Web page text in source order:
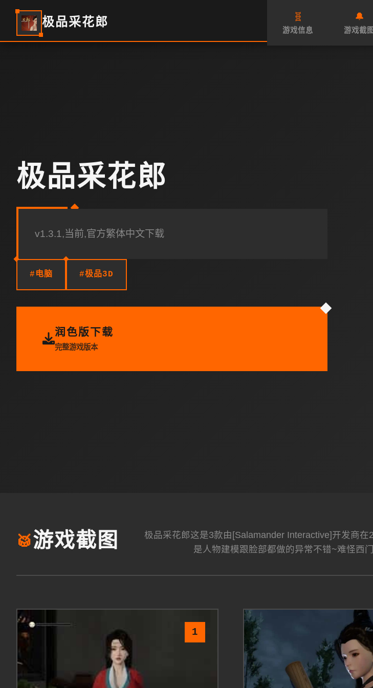
极品采花郎 🧬
游戏信息
🔔
游戏截图
极品采花郎
v1.3.1,当前,官方繁体中文下载
#电脑 #极品3D
润色版下载
完整游戏版本
🥁游戏截图
极品采花郎这是3款由[Salamander Interactive]开发商
是人物建模跟脸部都做的异常不错~难怪西
1